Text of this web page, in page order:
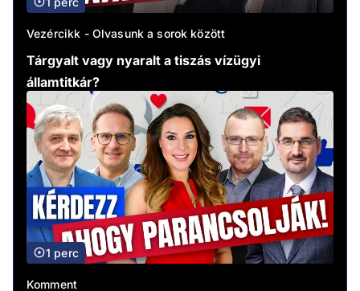
Vezércikk - Olvasunk a sorok között
Tárgyalt vagy nyaralt a tiszás vízügyi
államtitkár?
1 perc
Komment